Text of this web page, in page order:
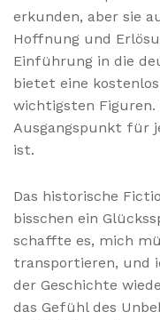
erkunden, aber sie
Hoffnung und
Einführung in die
bietet eine
wichtigsten
Ausgangspunkt für
ist.
Das historische
bisschen ein
schaffte es, mich
transportieren, und
der Geschichte
das Gefühl des